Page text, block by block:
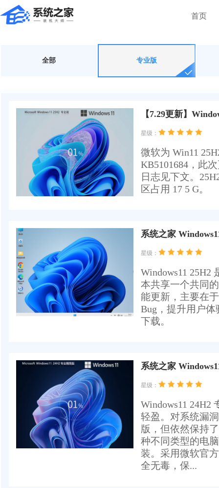
首页
全部 专业版
【7.29更新】
星级：
微软为 Win11
KB5101684，此
日志见下文。
区占用 17 5 G。
系统之家
星级：
Windows11 25H2
本共享一个共同
能更新，主要在
Bug，提升用户
下载。
系统之家
星级：
Windows11
轻盈。对系统漏
版，但依然保持
种不同类型的电
装。采用微软官
全无毒，保...